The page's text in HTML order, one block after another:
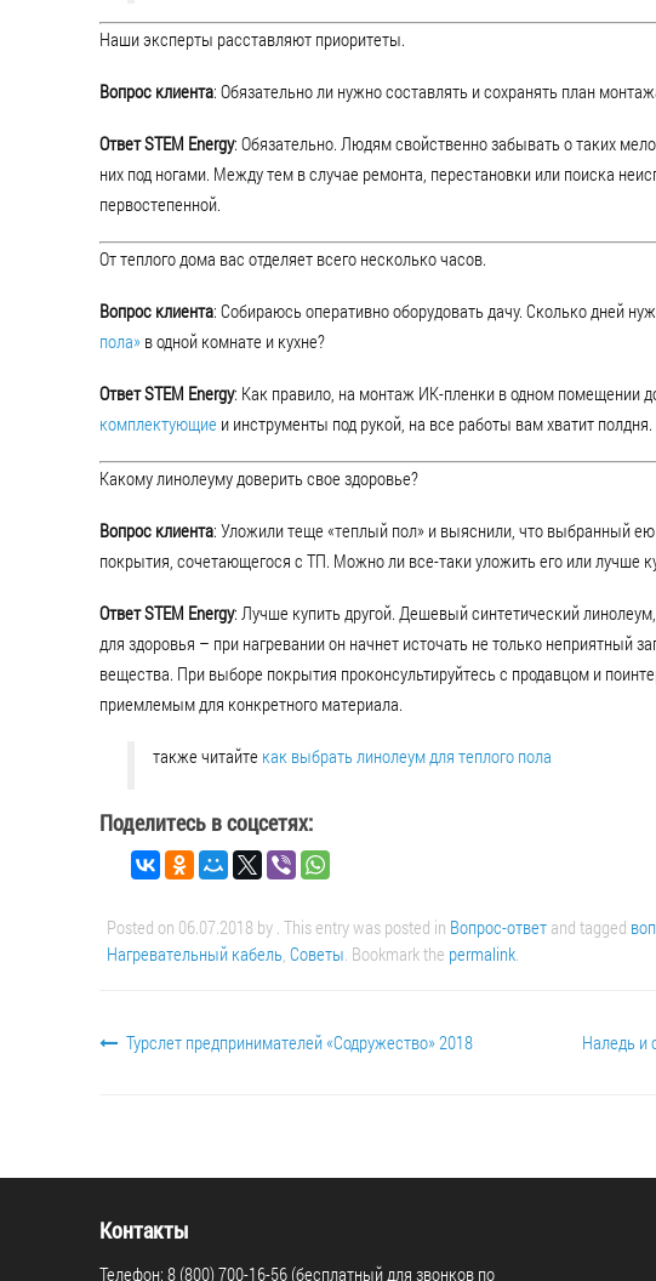
Наши эксперты расставляют приоритеты.
Вопрос клиента: Обязательно ли нужно составлять и сохранять план
Ответ STEM Energy: Обязательно. Людям свойственно забывать о таких
них под ногами. Между тем в случае ремонта, перестановки или поиска
первостепенной.
От теплого дома вас отделяет всего несколько часов.
Вопрос клиента: Собираюсь оперативно оборудовать дачу. Сколько дней
пола» в одной комнате и кухне?
Ответ STEM Energy: Как правило, на монтаж ИК-пленки в одном помещении
комплектующие и инструменты под рукой, на все работы вам хватит полдня.
Какому линолеуму доверить свое здоровье?
Вопрос клиента: Уложили теще «теплый пол» и выяснили, что выбранный
покрытия, сочетающегося с ТП. Можно ли все-таки уложить его или лучше
Ответ STEM Energy: Лучше купить другой. Дешевый синтетический
для здоровья – при нагревании он начнет источать не только неприятный
вещества. При выборе покрытия проконсультируйтесь с продавцом и
приемлемым для конкретного материала.
также читайте как выбрать линолеум для теплого пола
Поделитесь в соцсетях:
Posted on 06.07.2018 by . This entry was posted in Вопрос-ответ and tagged
Нагревательный кабель, Советы. Bookmark the permalink.
Турслет предпринимателей «Содружество» 2018 Наледь и
Контакты
Телефон: 8 (800) 700-16-56 (бесплатный для звонков по